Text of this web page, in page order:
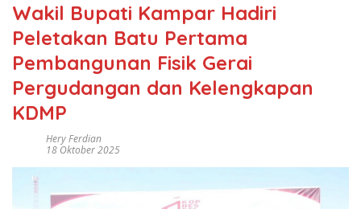
Wakil Bupati Kampar Hadiri
Peletakan Batu Pertama
Pembangunan Fisik Gerai
Pergudangan dan Kelengkapan
KDMP
Hery Ferdian
18 Oktober 2025